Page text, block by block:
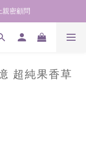
評再享30元購物金
親密顧問
超純果香草